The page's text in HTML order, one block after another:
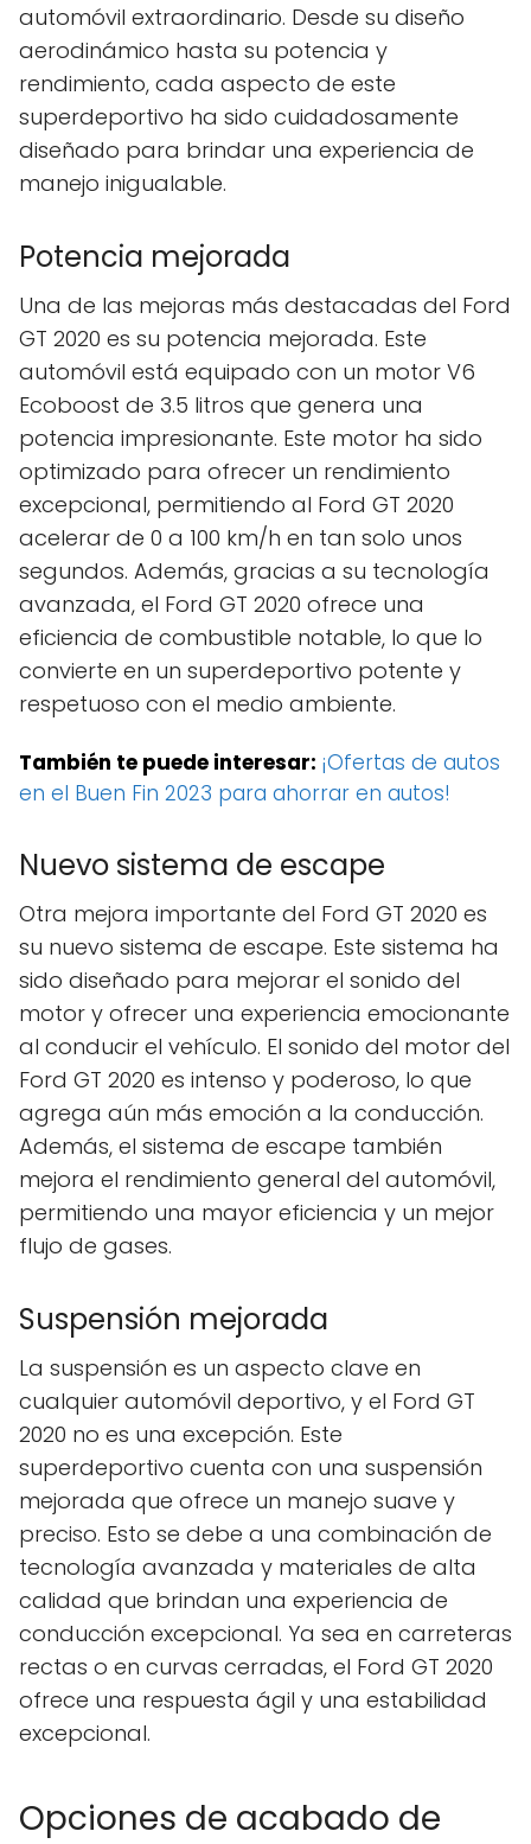
automóvil extraordinario. Desde su diseño
aerodinámico hasta su potencia y
rendimiento, cada aspecto de este
superdeportivo ha sido cuidadosamente
diseñado para brindar una experiencia de
manejo inigualable.
Potencia mejorada
Una de las mejoras más destacadas del Ford
GT 2020 es su potencia mejorada. Este
automóvil está equipado con un motor V6
Ecoboost de 3.5 litros que genera una
potencia impresionante. Este motor ha sido
optimizado para ofrecer un rendimiento
excepcional, permitiendo al Ford GT 2020
acelerar de 0 a 100 km/h en tan solo unos
segundos. Además, gracias a su tecnología
avanzada, el Ford GT 2020 ofrece una
eficiencia de combustible notable, lo que lo
convierte en un superdeportivo potente y
respetuoso con el medio ambiente.
También te puede interesar: ¡Ofertas de autos
en el Buen Fin 2023 para ahorrar en autos!
Nuevo sistema de escape
Otra mejora importante del Ford GT 2020 es
su nuevo sistema de escape. Este sistema ha
sido diseñado para mejorar el sonido del
motor y ofrecer una experiencia emocionante
al conducir el vehículo. El sonido del motor del
Ford GT 2020 es intenso y poderoso, lo que
agrega aún más emoción a la conducción.
Además, el sistema de escape también
mejora el rendimiento general del automóvil,
permitiendo una mayor eficiencia y un mejor
flujo de gases.
Suspensión mejorada
La suspensión es un aspecto clave en
cualquier automóvil deportivo, y el Ford GT
2020 no es una excepción. Este
superdeportivo cuenta con una suspensión
mejorada que ofrece un manejo suave y
preciso. Esto se debe a una combinación de
tecnología avanzada y materiales de alta
calidad que brindan una experiencia de
conducción excepcional. Ya sea en carreteras
rectas o en curvas cerradas, el Ford GT 2020
ofrece una respuesta ágil y una estabilidad
excepcional.
Opciones de acabado de